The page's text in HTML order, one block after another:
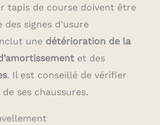
tapis de course doivent être
signes d’usure
une détérioration de la
et des
. Il est conseillé de vérifier
ses chaussures.